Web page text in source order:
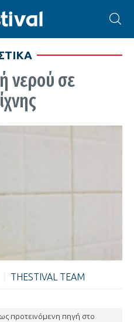
νερού σε
THESTIVAL TEAM
προτεινόμενη πηγή στο